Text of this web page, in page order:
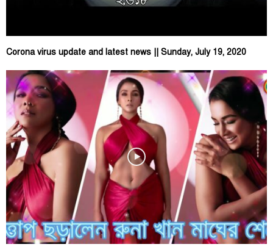
Corona virus update and latest news || Sunday, July 19, 2020